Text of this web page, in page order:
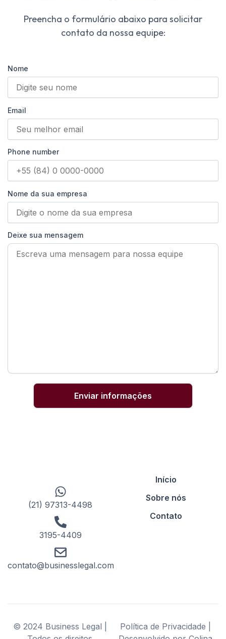
Preencha o formulário abaixo para solicitar
contato da nossa equipe:
Nome
Email
Phone number
Nome da sua empresa
Deixe sua mensagem
(21) 97313-4498
3195-4409
contato@businesslegal.com
Início
Sobre nós
Contato
© 2024 Business Legal |
Política de Privacidade |